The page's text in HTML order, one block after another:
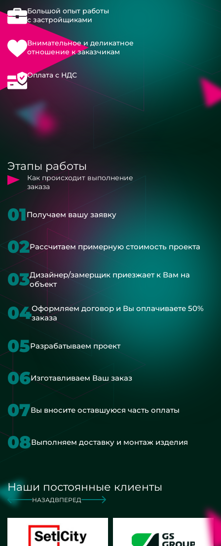
Большой опыт работы
с застройщиками
Внимательное и деликатное
отношение к заказчикам
Оплата с НДС
Этапы работы
Как происходит выполнение
заказа
01Получаем вашу заявку
02Рассчитаем примерную стоимость проекта
03Дизайнер/замерщик приезжает к Вам на
объект
04Оформляем договор и Вы оплачиваете 50%
заказа
05Разрабатываем проект
06Изготавливаем Ваш заказ
07Вы вносите оставшуюся часть оплаты
08Выполняем доставку и монтаж изделия
Наши постоянные клиенты
НАЗАД ВПЕРЕД